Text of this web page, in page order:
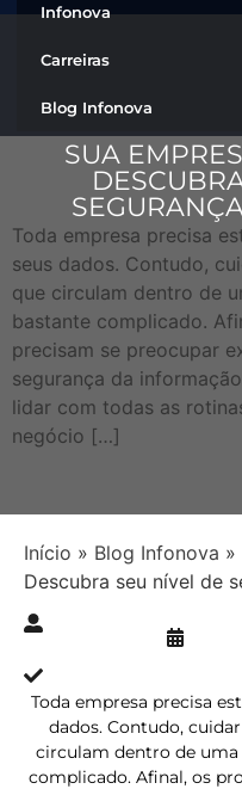
Infonova
Carreiras
Blog Infonova
SUA
Toda empresa precisa
seus dados. Contudo,
que circulam dentro de
bastante complicado.
precisam se preocupar
segurança da
lidar com todas as
negócio […]
Início » Blog Infonova »
Descubra seu nível de
Toda empresa precisa
dados. Contudo,
circulam dentro de uma
complicado. Afinal, os